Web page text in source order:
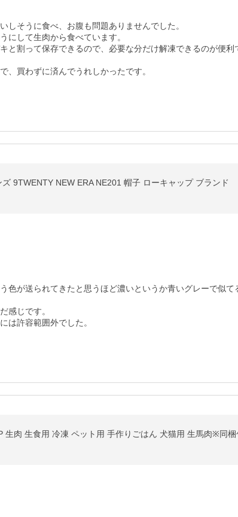
しそうに食べ、お腹も問題ありませんでした。
にして生肉から食べています。
と割って保存できるので、必要な分だけ解凍できるのが便利
、買わずに済んでうれしかったです。
9TWENTY NEW ERA NE201 帽子 ローキャップ ブランド
色が送られてきたと思うほど濃いというか青いグレーで似て
感じです。
は許容範囲外でした。
生肉 生食用 冷凍 ペット用 手作りごはん 犬猫用 生馬肉※同